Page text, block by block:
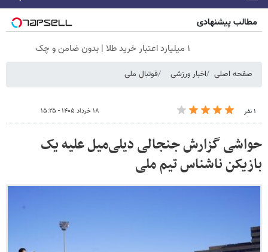
مطالب پیشنهادی
۱ میلیارد اعتبار خرید طلا | بدون ضامن و چک
صفحه اصلی اخبار ورزشی فوتبال ملی
۱ نفر ۱۸ خرداد ۱۴۰۵ - ۱۵:۲۵
حواشی گزارش جنجالی دیلی‌میل علیه یک
بازیکن ناشناس تیم ملی